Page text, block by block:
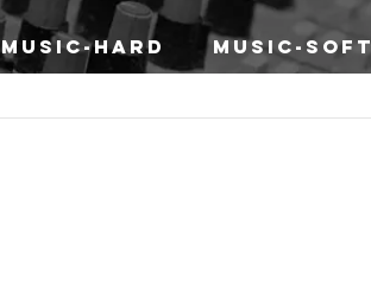
MUSIC-HARD MUSIC-SOFT